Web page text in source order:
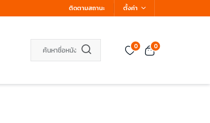
ติดตามสถานะ ตั้งค่า
0 0